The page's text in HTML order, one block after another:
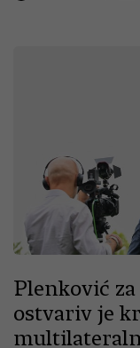
Plenković
ostvariv je